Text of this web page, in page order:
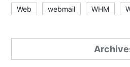
Web
webmail WHM